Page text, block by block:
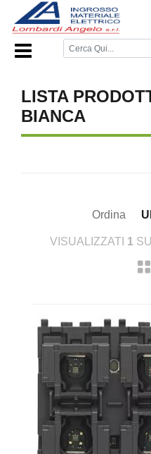
Home Page/Serie VIMAR/
LISTA
BIANCA
Ordina
VISUALIZZATI 1 SU